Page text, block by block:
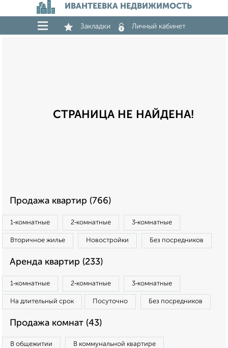
ИВАНТЕЕВКА НЕДВИЖИМОСТЬ
Закладки Личный кабинет
СТРАНИЦА НЕ НАЙДЕНА!
Продажа квартир (766)
1‑комнатные 2‑комнатные 3‑комнатные
Вторичное жилье Новостройки Без посредников
Аренда квартир (233)
1‑комнатные 2‑комнатные 3‑комнатные
На длительный срок Посуточно Без посредников
Продажа комнат (43)
В общежитии В коммунальной квартире